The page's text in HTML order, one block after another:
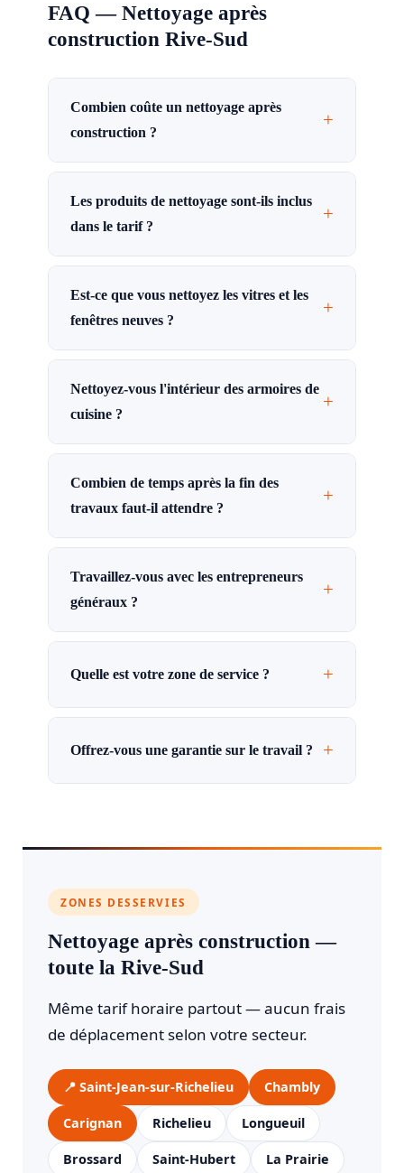
FAQ — Nettoyage après
construction Rive-Sud
Combien coûte un nettoyage après
construction ?
+
Les produits de nettoyage sont-ils inclus
dans le tarif ?
+
Est-ce que vous nettoyez les vitres et les
fenêtres neuves ?
+
Nettoyez-vous l'intérieur des armoires de
cuisine ?
+
Combien de temps après la fin des
travaux faut-il attendre ?
+
Travaillez-vous avec les entrepreneurs
généraux ?
+
Quelle est votre zone de service ? +
Offrez-vous une garantie sur le travail ? +
ZONES DESSERVIES
Nettoyage après construction —
toute la Rive-Sud
Même tarif horaire partout — aucun frais
de déplacement selon votre secteur.
📍 Saint-Jean-sur-Richelieu Chambly
Carignan Richelieu Longueuil
Brossard Saint-Hubert La Prairie